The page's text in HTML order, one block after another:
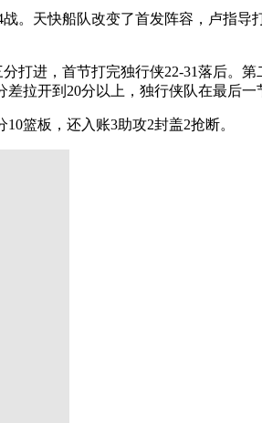
。天快船队改变了首发阵容，卢指
打进，首节打完独行侠22-31落后。
拉开到20分以上，独行侠队在最后一
篮板，还入账3助攻2封盖2抢断。